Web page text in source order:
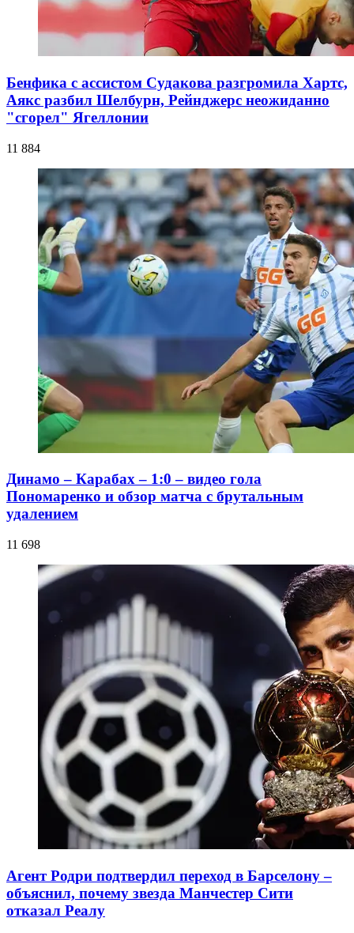
Бенфика с ассистом Судакова разгромила Хартс,
Аякс разбил Шелбурн, Рейнджерс неожиданно
"сгорел" Ягеллонии
11 884
Динамо – Карабах – 1:0 – видео гола
Пономаренко и обзор матча с брутальным
удалением
11 698
Агент Родри подтвердил переход в Барселону –
объяснил, почему звезда Манчестер Сити
отказал Реалу